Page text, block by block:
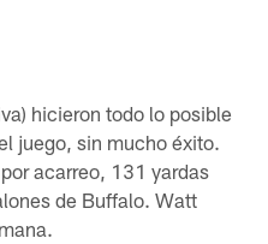
hicieron todo lo posible
juego, sin mucho éxito.
acarreo, 131 yardas
de Buffalo. Watt